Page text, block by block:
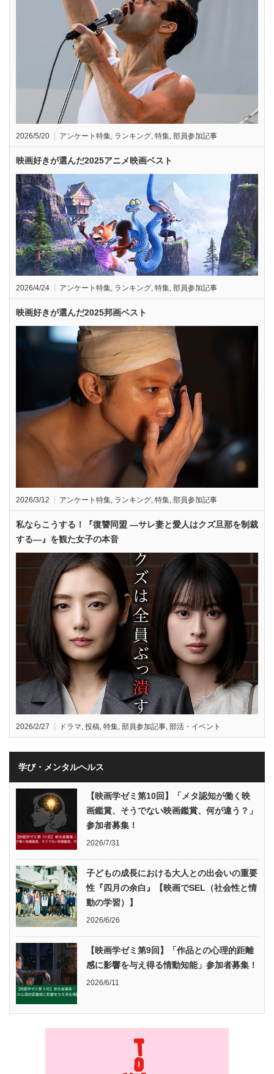
2026/5/20 アンケート特集, ランキング, 特集, 部員参加記事
映画好きが選んだ2025アニメ映画ベスト
2026/4/24 アンケート特集 ランキング 特集 部員参加記事
映画好きが選んだ2025邦画ベスト
2026/3/12 アンケート特集 ランキング 特集 部員参加記事
私ならこうする！『復讐同盟 —サレ妻と愛人はクズ旦那を制裁
する—』を観た女子の本音
2026/2/27 ドラマ 投稿 特集 部員参加記事 部活・イベント
学び・メンタルヘルス
【映画学ゼミ第10回】「メタ認知が働く映
画鑑賞、そうでない映画鑑賞、何が違う？」
参加者募集！
2026/7/31
子どもの成長における大人との出会いの重要
性『四月の余白』【映画でSEL（社会性と情
動の学習）】
2026/6/26
【映画学ゼミ第9回】「作品との心理的距離
感に影響を与え得る情動知能」参加者募集！
2026/6/11